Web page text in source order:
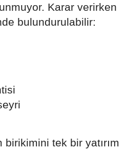
Karar verirken
bulundurulabilir:
birikimini tek bir yatırım